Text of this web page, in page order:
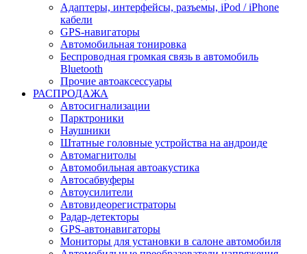
Адаптеры, интерфейсы, разъемы, iPod / iPhone
кабели
GPS-навигаторы
Автомобильная тонировка
Беспроводная громкая связь в автомобиль
Bluetooth
Прочие автоаксессуары
РАСПРОДАЖА
Автосигнализации
Парктроники
Наушники
Штатные головные устройства на андроиде
Автомагнитолы
Автомобильная автоакустика
Автосабвуферы
Автоусилители
Автовидеорегистраторы
Радар-детекторы
GPS-автонавигаторы
Мониторы для установки в салоне автомобиля